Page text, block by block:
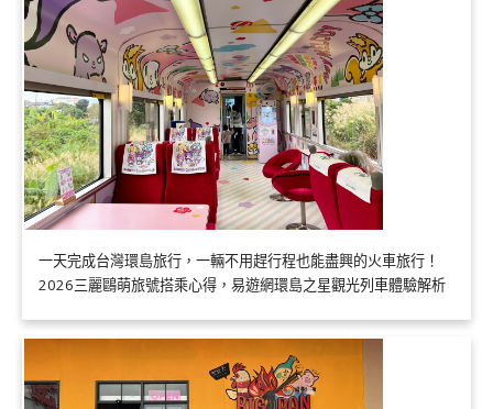
一天完成台灣環島旅行，一輛不用趕行程也能盡興的火車旅行！
2026三麗鷗萌旅號搭乘心得，易遊網環島之星觀光列車體驗解析